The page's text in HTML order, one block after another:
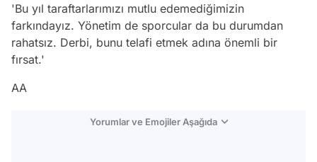
'Bu yıl taraftarlarımızı mutlu edemediğimizin
farkındayız. Yönetim de sporcular da bu durumdan
rahatsız. Derbi, bunu telafi etmek adına önemli bir
fırsat.'
AA
Yorumlar ve Emojiler Aşağıda